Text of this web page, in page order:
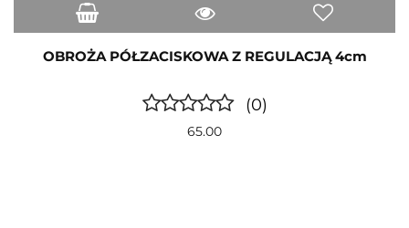
OBROŻA PÓŁZACISKOWA Z REGULACJĄ 4cm
(0)
65.00